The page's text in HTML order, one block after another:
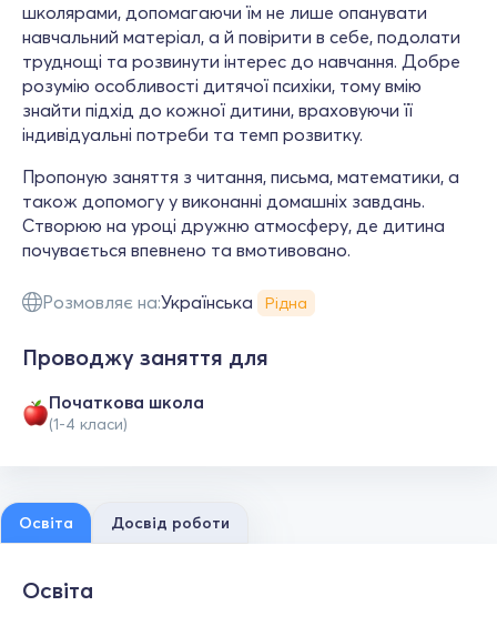
школярами, допомагаючи їм не лише опанувати
навчальний матеріал, а й повірити в себе, подолати
труднощі та розвинути інтерес до навчання. Добре
розумію особливості дитячої психіки, тому вмію
знайти підхід до кожної дитини, враховуючи її
індивідуальні потреби та темп розвитку.
Пропоную заняття з читання, письма, математики, а
також допомогу у виконанні домашніх завдань.
Створюю на уроці дружню атмосферу, де дитина
почувається впевнено та вмотивовано.
Розмовляє на:Українська Рідна
Проводжу заняття для
Початкова школа
(1-4 класи)
Освіта Досвід роботи
Освіта